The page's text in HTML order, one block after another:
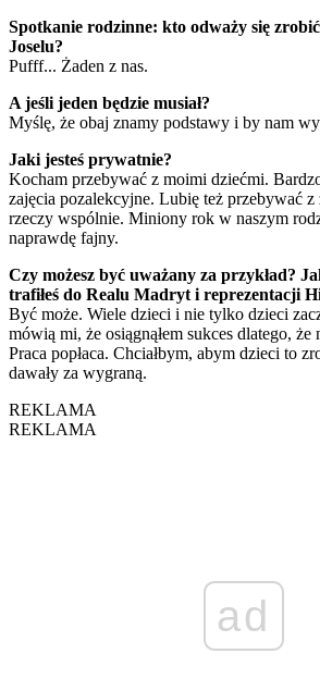
Spotkanie rodzinne: kto odważy się
Joselu?
Pufff... Żaden z nas.
A jeśli jeden będzie musiał?
Myślę, że obaj znamy podstawy i by nam
Jaki jesteś prywatnie?
Kocham przebywać z moimi dziećmi.
zajęcia pozalekcyjne. Lubię też przebywać
rzeczy wspólnie. Miniony rok w naszym
naprawdę fajny.
Czy możesz być uważany za przykład?
trafiłeś do Realu Madryt i reprezentacji
Być może. Wiele dzieci i nie tylko dzieci
mówią mi, że osiągnąłem sukces dlatego, że
Praca popłaca. Chciałbym, abym dzieci to
dawały za wygraną.
REKLAMA
REKLAMA
ad